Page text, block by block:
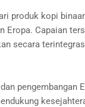
produk kopi
Eropa. Capaian
secara
pengembangan